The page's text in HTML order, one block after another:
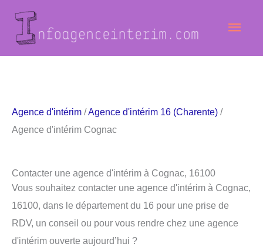
contenu
Agence d'intérim /Agence d'intérim 16 (Charente) /
Agence d'intérim Cognac
Contacter une agence d'intérim à Cognac, 16100
Vous souhaitez contacter une agence d'intérim à Cognac,
16100, dans le département du 16 pour une prise de
RDV, un conseil ou pour vous rendre chez une agence
d'intérim ouverte aujourd’hui ?